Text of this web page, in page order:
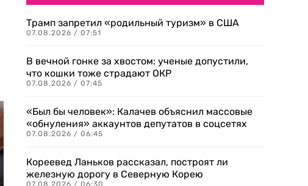
Трамп запретил «родильный туризм» в США
07.08.2026 / 07:51
В вечной гонке за хвостом: ученые допустили,
что кошки тоже страдают ОКР
07.08.2026 / 07:45
«Был бы человек»: Калачев объяснил массовые
«обнуления» аккаунтов депутатов в соцсетях
07.08.2026 / 06:45
Кореевед Ланьков рассказал, построят ли
железную дорогу в Северную Корею
07.08.2026 / 06:30